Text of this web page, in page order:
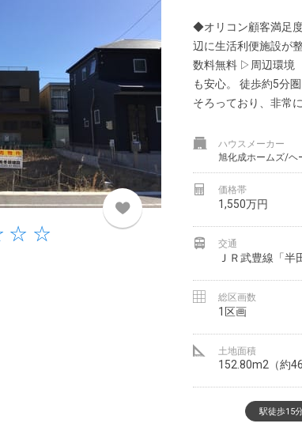
◆オリコン顧客満足
辺に生活利便施設が
数料無料 ▷周辺環境
も安心。 徒歩約5分
そろっており、非常
ハウスメーカー
旭化成ホームズ/ヘ
価格帯
1,550万円
交通
ＪＲ武豊線「
総区画数
1区画
土地面積
152.80m2（約
駅徒歩15